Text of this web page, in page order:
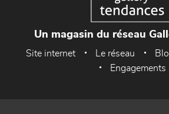
Un magasin du réseau
Site internet Le réseau
Engagements